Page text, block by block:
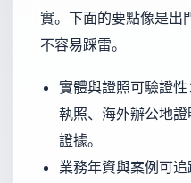
實。下面的要點像是出
不容易踩雷。
實體與證照可驗證
執照、海外辦公地
證據。
業務年資與案例可